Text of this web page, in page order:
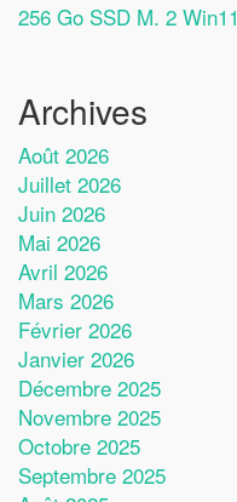
256 Go SSD M. 2 Win11
Archives
Août 2026
Juillet 2026
Juin 2026
Mai 2026
Avril 2026
Mars 2026
Février 2026
Janvier 2026
Décembre 2025
Novembre 2025
Octobre 2025
Septembre 2025